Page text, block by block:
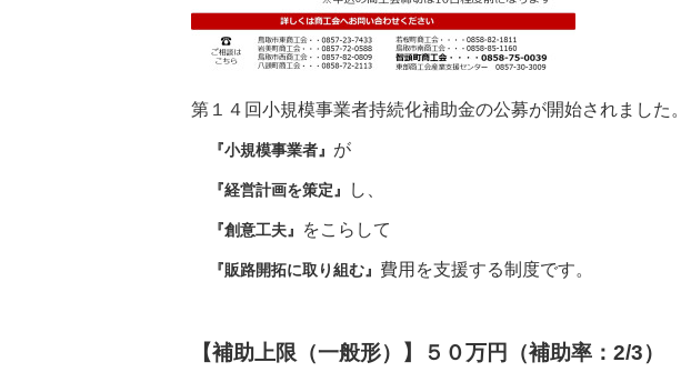
第１４回小規模事業者持続化補助金の公募が開始されました。
『小規模事業者』 が
『経営計画を策定』 し、
『創意工夫』 をこらして
『販路開拓に取り組む』 費用を支援する制度です。
【補助上限（一般形）】 ５ ０万円（補助率：2/3）